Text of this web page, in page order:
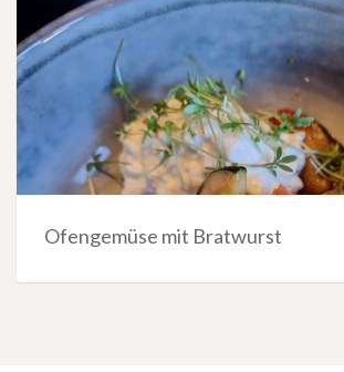
Ofengemüse mit Bratwurst